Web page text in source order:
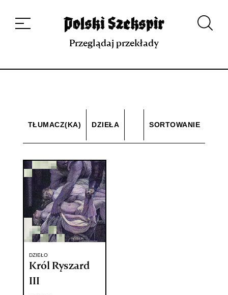
projekcie
Kontakt Indeks strony Aplikacja
Repozytorium XIX w.
Przeglądaj przekłady
TŁUMACZ(KA) DZIEŁA SORTOWANIE
DZIEŁO
Król Ryszard
III